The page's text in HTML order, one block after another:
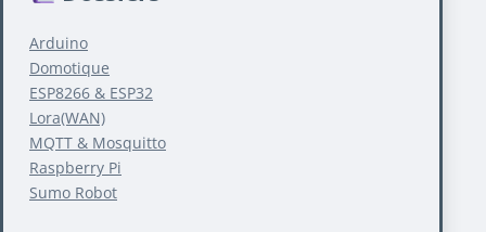
Arduino
Domotique
ESP8266 & ESP32
Lora(WAN)
MQTT & Mosquitto
Raspberry Pi
Sumo Robot